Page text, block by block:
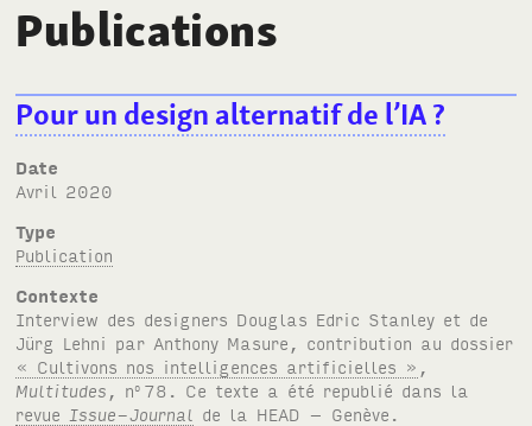
Publications
Pour un design alternatif de l’IA?
Date
avril 2020
Type
Publication
Contexte
Interview des designers Douglas Edric Stanley et de
Jürg Lehni par Anthony Masure, contribution au dossier
« Cultivons nos intelligences artificielles »
Multitudes , no 78. Ce texte a été republié dans la
revue Issue-Journal de la HEAD – Genève.